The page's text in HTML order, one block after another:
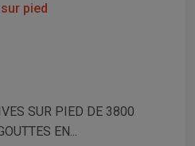
pied
SUR PIED DE 3800
EN...